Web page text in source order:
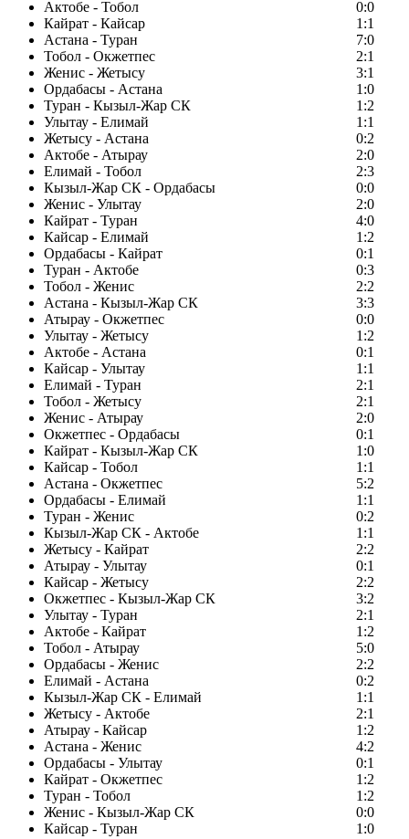
Актобе - Тобол
0:0
Кайрат - Кайсар
1:1
Астана - Туран
7:0
Тобол - Окжетпес
2:1
Женис - Жетысу
3:1
Ордабасы - Астана
1:0
Туран - Кызыл-Жар СК
1:2
Улытау - Елимай
1:1
Жетысу - Астана
0:2
Актобе - Атырау
2:0
Елимай - Тобол
2:3
Кызыл-Жар СК - Ордабасы
0:0
Женис - Улытау
2:0
Кайрат - Туран
4:0
Кайсар - Елимай
1:2
Ордабасы - Кайрат
0:1
Туран - Актобе
0:3
Тобол - Женис
2:2
Астана - Кызыл-Жар СК
3:3
Атырау - Окжетпес
0:0
Улытау - Жетысу
1:2
Актобе - Астана
0:1
Кайсар - Улытау
1:1
Елимай - Туран
2:1
Тобол - Жетысу
2:1
Женис - Атырау
2:0
Окжетпес - Ордабасы
0:1
Кайрат - Кызыл-Жар СК
1:0
Кайсар - Тобол
1:1
Астана - Окжетпес
5:2
Ордабасы - Елимай
1:1
Туран - Женис
0:2
Кызыл-Жар СК - Актобе
1:1
Жетысу - Кайрат
2:2
Атырау - Улытау
0:1
Кайсар - Жетысу
2:2
Окжетпес - Кызыл-Жар СК
3:2
Улытау - Туран
2:1
Актобе - Кайрат
1:2
Тобол - Атырау
5:0
Ордабасы - Женис
2:2
Елимай - Астана
0:2
Кызыл-Жар СК - Елимай
1:1
Жетысу - Актобе
2:1
Атырау - Кайсар
1:2
Астана - Женис
4:2
Ордабасы - Улытау
0:1
Кайрат - Окжетпес
1:2
Туран - Тобол
1:2
Женис - Кызыл-Жар СК
0:0
Кайсар - Туран
1:0